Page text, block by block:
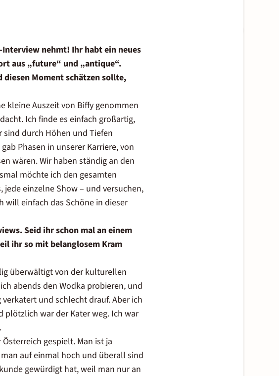
Interview nehmt! Ihr habt ein neues
aus „future“ und „antique“.
Moment schätzen sollte,
kleine Auszeit von Biffy genommen
Ich finde es einfach großartig,
sind durch Höhen und Tiefen
Phasen in unserer Karriere, von
wären. Wir haben ständig an den
möchte ich den gesamten
einzelne Show – und versuchen,
will einfach das Schöne in dieser
Seid ihr schon mal an einem
ihr so mit belanglosem Kram
überwältigt von der kulturellen
abends den Wodka probieren, und
und schlecht drauf. Aber ich
plötzlich war der Kater weg. Ich war
gespielt. Man ist ja
auf einmal hoch und überall sind
gewürdigt hat, weil man nur an